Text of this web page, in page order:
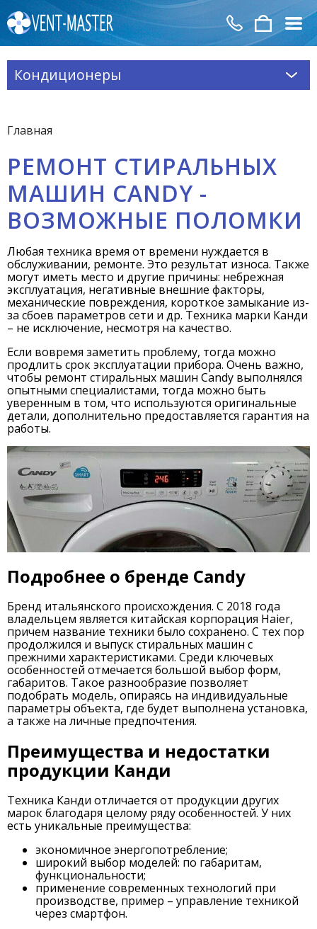
Главная
РЕМОНТ СТИРАЛЬНЫХ
МАШИН CANDY -
ВОЗМОЖНЫЕ ПОЛОМКИ
Любая техника время от времени нуждается в
обслуживании, ремонте. Это результат износа. Также
могут иметь место и другие причины: небрежная
эксплуатация, негативные внешние факторы,
механические повреждения, короткое замыкание из-
за сбоев параметров сети и др. Техника марки Канди
– не исключение, несмотря на качество.
Если вовремя заметить проблему, тогда можно
продлить срок эксплуатации прибора. Очень важно,
чтобы ремонт стиральных машин Candy выполнялся
опытными специалистами, тогда можно быть
уверенным в том, что используются оригинальные
детали, дополнительно предоставляется гарантия на
работы.
Подробнее о бренде Candy
Бренд итальянского происхождения. С 2018 года
владельцем является китайская корпорация Haier,
причем название техники было сохранено. С тех пор
продолжился и выпуск стиральных машин с
прежними характеристиками. Среди ключевых
особенностей отмечается большой выбор форм,
габаритов. Такое разнообразие позволяет
подобрать модель, опираясь на индивидуальные
параметры объекта, где будет выполнена установка,
а также на личные предпочтения.
Преимущества и недостатки
продукции Канди
Техника Канди отличается от продукции других
марок благодаря целому ряду особенностей. У них
есть уникальные преимущества:
экономичное энергопотребление;
широкий выбор моделей: по габаритам,
функциональности;
применение современных технологий при
производстве, пример – управление техникой
через смартфон.
Кондиционеры